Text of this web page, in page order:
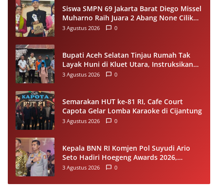
Siswa SMPN 69 Jakarta Barat Diego Missel
Muharno Raih Juara 2 Abang None Cilik
dan Remaja Kencur 2026
3 Agustus 2026 0
Bupati Aceh Selatan Tinjau Rumah Tak
Layak Huni di Kluet Utara, Instruksikan
Masuk Program Bantuan Rumah 2027
3 Agustus 2026 0
Semarakan HUT ke-81 RI, Cafe Court
Capota Gelar Lomba Karaoke di Cijantung
3 Agustus 2026 0
Kepala BNN RI Komjen Pol Suyudi Ario
Seto Hadiri Hoegeng Awards 2026,
Tegaskan Komitmen Perkuat Sinergi
3 Agustus 2026 0